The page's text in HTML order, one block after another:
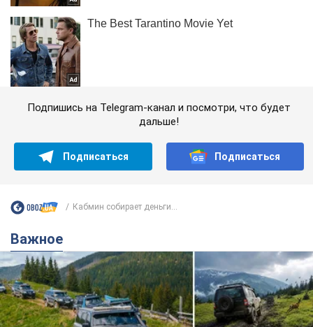
Подпишись на Telegram-канал и посмотри, что будет
дальше!
Подписаться Подписаться
Кабмин собирает деньги...
Важное